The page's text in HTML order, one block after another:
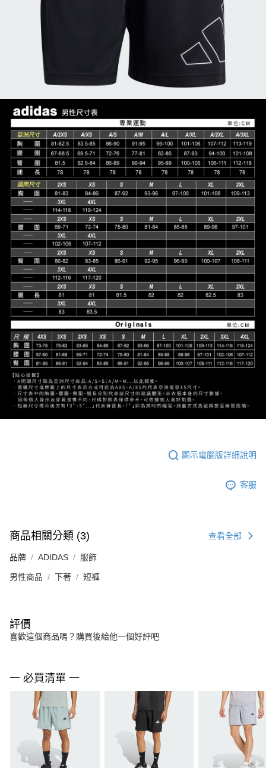
顯示電腦版詳細說明
客服
商品相關分類 (3) 查看全部
品牌 ADIDAS 服飾
男性商品 下著 短褲
評價
喜歡這個商品嗎？購買後給他一個好評吧
一 必買清單 一